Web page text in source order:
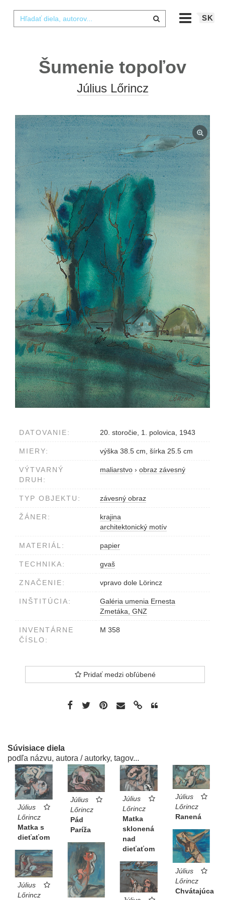
SK
Šumenie topoľov
Július Lőrincz
DATOVANIE: 20. storočie, 1. polovica, 1943
MIERY: výška 38.5 cm, šírka 25.5 cm
VÝTVARNÝ
DRUH:
maliarstvo › obraz závesný
TYP OBJEKTU: závesný obraz
ŽÁNER:
krajina
architektonický motív
MATERIÁL: papier
TECHNIKA: gvaš
ZNAČENIE: vpravo dole Lörincz
INŠTITÚCIA:
Galéria umenia Ernesta
Zmetáka, GNZ
INVENTÁRNE
ČÍSLO:
M 358
Pridať medzi obľúbené
Súvisiace diela
podľa názvu, autora / autorky, tagov...
Július
Lőrincz
Matka s
dieťaťom
Július
Lőrincz
Pád
Paríža
Július
Lőrincz
Matka
sklonená
nad
dieťaťom
Július
Lőrincz
Ranená
Július
Lőrincz
Chvátajúca
Július
Lőrincz